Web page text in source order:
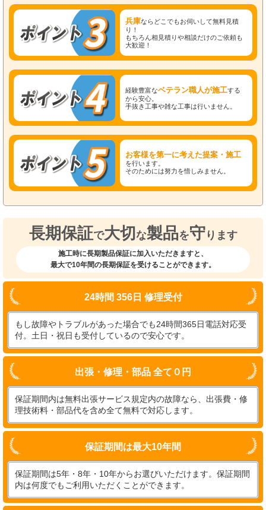
兵庫ならどこでもお伺いして無料見積
り！
もちろん相見積りや相談だけのご依頼も
大歓迎！
経験豊富なベテラン職人が施工する
から安心。
手抜き工事や雑な工事は行いません。
お客様を第一に考えた提案・施工
を行います。
そのためには努力を惜しみません。
長期保証で大切 な製品を守 ります
施工時に長期製品保証に加入いただきますと、
最大で10年間の長期保証を受けることができます。
24時間 356日 修理受付
もし故障やトラブルがあった場合でも24時間365日電話対応受
付。土日・祝日も受付しているので安心です。
出張・修理・部品 全て０円
保証期間内は無料出張サービス規定内の故障なら、出張費・修
理技術料・部品代を含め全て無料で対応します。
保証期間は最大10年間
保証期間は5年・8年・10年からお選びいただけます。保証期間
内は何度でもご利用いただくことができます。